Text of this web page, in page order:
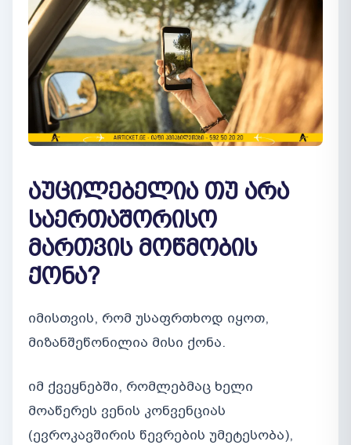
აუცილებელია თუ არა
საერთაშორისო
მართვის მოწმობის
ქონა?
იმისთვის, რომ უსაფრთხოდ იყოთ,
მიზანშეწონილია მისი ქონა.
იმ ქვეყნებში, რომლებმაც ხელი
მოაწერეს ვენის კონვენციას
(ევროკავშირის წევრების უმეტესობა),